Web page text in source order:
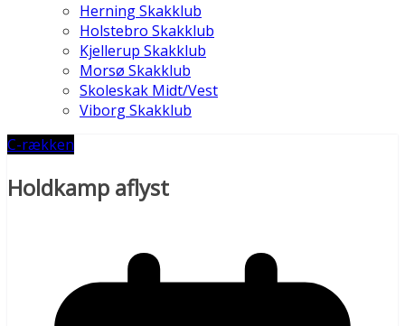
Herning Skakklub
Holstebro Skakklub
Kjellerup Skakklub
Morsø Skakklub
Skoleskak Midt/Vest
Viborg Skakklub
C-rækken
Holdkamp aflyst